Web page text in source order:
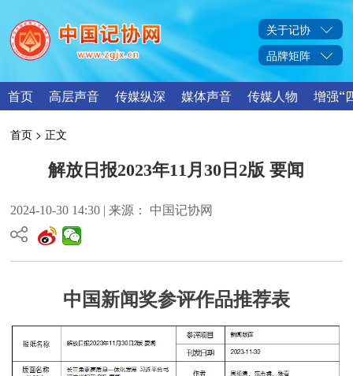
关于记协
品牌矩阵
首页 高层声音 传媒纵深 媒体声音 传媒人物 增强“
首页 > 正文
解放日报2023年11月30日2版 要闻
2024-10-30 14:30 | 来源： 中国记协网
中国新闻奖参评作品推荐表